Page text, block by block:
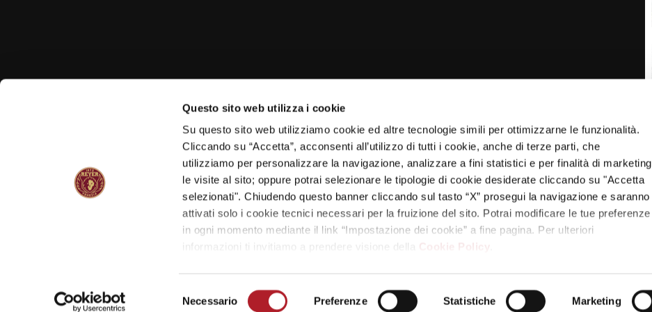
Questo sito web utilizza i cookie
Su questo sito web utilizziamo cookie ed altre tecnologie simili per ottimizzarne le funzionalità.
Cliccando su “Accetta”, acconsenti all’utilizzo di tutti i cookie, anche di terze parti, che
utilizziamo per personalizzare la navigazione, analizzare a fini statistici e per finalità di marketing
le visite al sito; oppure potrai selezionare le tipologie di cookie desiderate cliccando su "Accetta
selezionati". Chiudendo questo banner cliccando sul tasto “X” prosegui la navigazione e saranno
attivati solo i cookie tecnici necessari per la fruizione del sito. Potrai modificare le tue preferenze
in ogni momento mediante il link “Impostazione dei cookie” a fine pagina. Per ulteriori
Cookie Policy
del
Necessario Preferenze Statistiche Marketing
PARTNER